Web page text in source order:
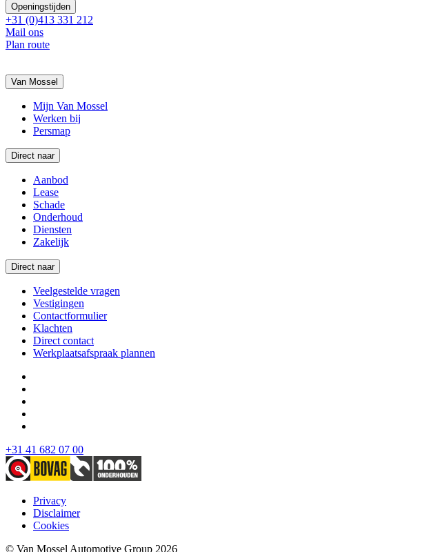
Openingstijden
+31 (0)413 331 212
Mail ons
Plan route
Van Mossel
Mijn Van Mossel
Werken bij
Persmap
Direct naar
Aanbod
Lease
Schade
Onderhoud
Diensten
Zakelijk
Direct naar
Veelgestelde vragen
Vestigingen
Contactformulier
Klachten
Direct contact
Werkplaatsafspraak plannen
+31 41 682 07 00
Privacy
Disclaimer
Cookies
© Van Mossel Automotive Group 2026